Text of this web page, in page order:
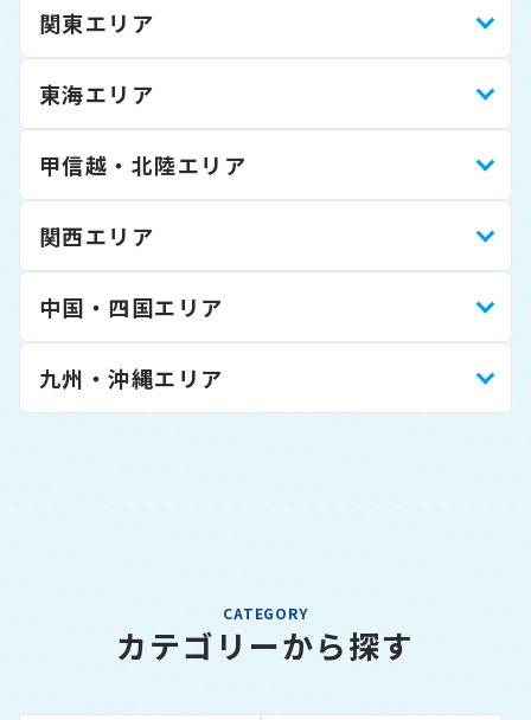
関東エリア
東海エリア
甲信越・北陸エリア
関西エリア
中国・四国エリア
九州・沖縄エリア
CATEGORY
カテゴリーから探す